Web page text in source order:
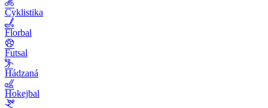
Cyklistika
Florbal
Futsal
Hádzaná
Hokejbal